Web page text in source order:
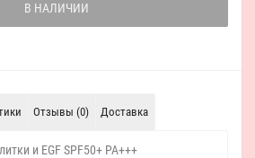
В НАЛИЧИИ
Отзывы (0) Доставка
и EGF SPF50+ PA+++